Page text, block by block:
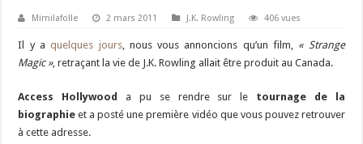
Mimilafolle 2 mars 2011 J.K. Rowling 406 vues
Il y aquelques jours, nous vous annoncions qu’un film, « Strange
Magic », retraçant la vie de J.K. Rowling allait être produit au Canada.
Access Hollywood a pu se rendre sur le tournage de la
biographie et a posté une première vidéo que vous pouvez retrouver
à cette adresse.